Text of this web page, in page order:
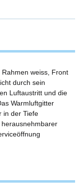
weiss, Front
durch sein
Luftaustritt und die
Warmluftgitter
in der Tiefe